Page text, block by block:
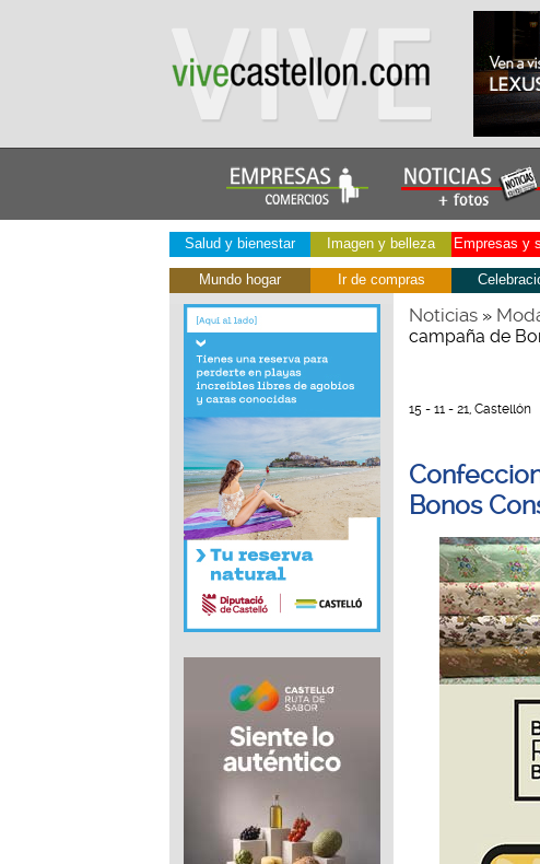
Salud y bienestar Imagen y belleza Empresas y
Mundo hogar Ir de compras
Noticias»
campaña de
15 - 11 - 21, Castellón
Bonos